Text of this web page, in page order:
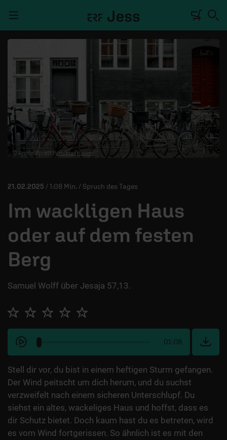
TALKWERK
REPORTAGE
RADIO
DEINE APP
MITMACHEN
ÜBER UNS
© Annie Spratt / unsplash.com
21.02.2025 / 1:08 Min. / Spruch des Tages
Im wackligen Haus
oder auf dem festen
Berg
Samuel Wolff über Jesaja 57,13.
01:08
Stell dir vor, du bist in einem heftigen Sturm gefangen.
Der Wind peitscht um dich herum, und du suchst
verzweifelt nach einem sicheren Unterschlupf. Du
siehst ein altes, wackeliges Haus und hoffst, dass es
dir Schutz bietet. Doch kaum hast du es betreten, wird
es vom Wind fortgerissen. So ähnlich ist es mit den